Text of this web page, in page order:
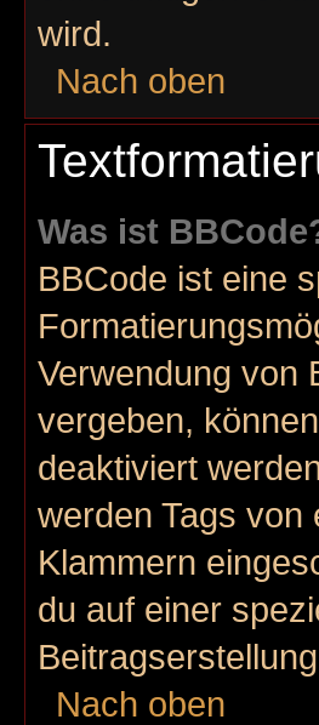
wird.
Nach oben
Was ist
BBCode ist eine
Verwendung von
vergeben,
deaktiviert
werden Tags von
Klammern
du auf einer
Nach oben